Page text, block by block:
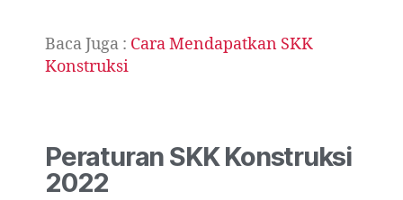
Baca Juga : Cara Mendapatkan SKK
Konstruksi
Peraturan SKK Konstruksi
2022